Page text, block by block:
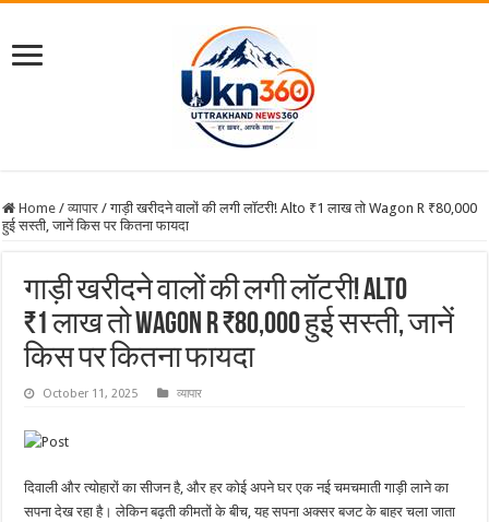
Home / व्यापार / गाड़ी खरीदने वालों की लगी लॉटरी! Alto ₹1 लाख तो Wagon R ₹80,000
हुई सस्ती, जानें किस पर कितना फायदा
गाड़ी खरीदने वालों की लगी लॉटरी! Alto
₹1 लाख तो Wagon R ₹80,000 हुई सस्ती, जानें
किस पर कितना फायदा
October 11, 2025 व्यापार
दिवाली और त्योहारों का सीजन है, और हर कोई अपने घर एक नई चमचमाती गाड़ी लाने का
सपना देख रहा है। लेकिन बढ़ती कीमतों के बीच, यह सपना अक्सर बजट के बाहर चला जाता